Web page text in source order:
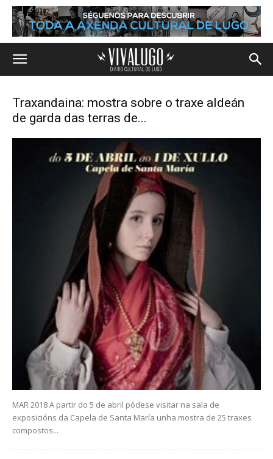
Traxandaina: mostra sobre o traxe aldeán
de garda das terras de...
MAR 2018 A partir do 5 de abril pódese visitar na sala de
exposicións da Capela de Santa María unha mostra de 25 traxes
compostos...